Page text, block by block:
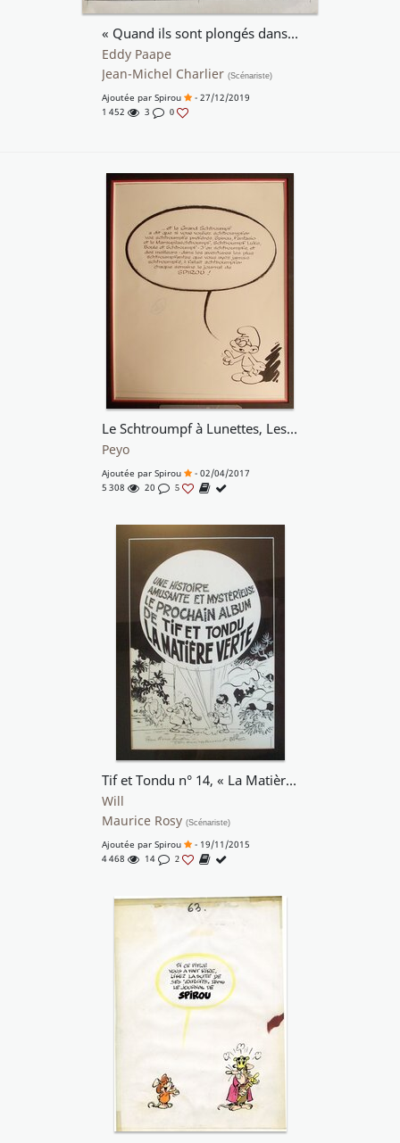
« Quand ils sont plongés dans les beaux albums du Journal de Spirou [...] ... », 1964.
Eddy Paape
Jean-Michel Charlier (Scénariste)
Ajoutée par Spirou
- 27/12/2019
1 452
3 0
Le Schtroumpf à Lunettes, Les Schtroumpfs n° 2, « Le Schtroumpfissime », 1965.
Peyo
Ajoutée par Spirou
- 02/04/2017
5 308
20 5
Tif et Tondu n° 14, « La Matière verte », 1968.
Will
Maurice Rosy (Scénariste)
Ajoutée par Spirou
- 19/11/2015
4 468
14 2